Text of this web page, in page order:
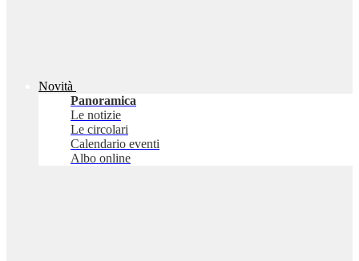
Novità
Panoramica
Le notizie
Le circolari
Calendario eventi
Albo online